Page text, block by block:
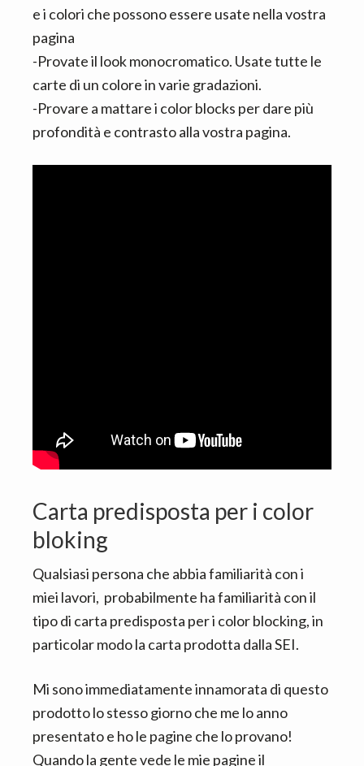
e i colori che possono essere usate nella vostra
pagina
-Provate il look monocromatico. Usate tutte le
carte di un colore in varie gradazioni.
-Provare a mattare i color blocks per dare più
profondità e contrasto alla vostra pagina.
Carta predisposta per i color
bloking
Qualsiasi persona che abbia familiarità con i
miei lavori, probabilmente ha familiarità con il
tipo di carta predisposta per i color blocking, in
particolar modo la carta prodotta dalla SEI.
Mi sono immediatamente innamorata di questo
prodotto lo stesso giorno che me lo anno
presentato e ho le pagine che lo provano!
Quando la gente vede le mie pagine il